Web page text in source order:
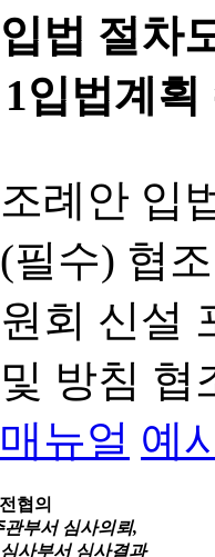
입법 절차
1입법계획
조례안 입
(필수) 협
원회 신설
및 방침 협
매뉴얼 예
협의
관부서 심사의뢰,
심사부서 심사결과